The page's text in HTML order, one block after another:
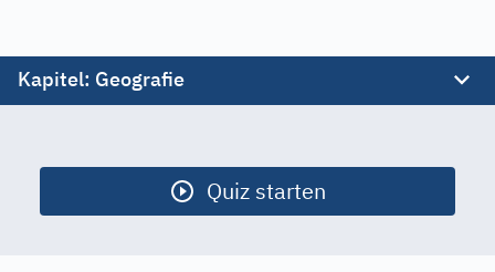
Kapitel: Geografie
Geografie
Sprache
Quiz starten